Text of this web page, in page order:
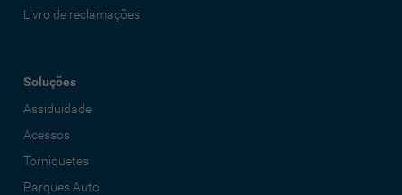
Livro de reclamações
Soluções
Assiduidade
Acessos
Torniquetes
Parques Auto